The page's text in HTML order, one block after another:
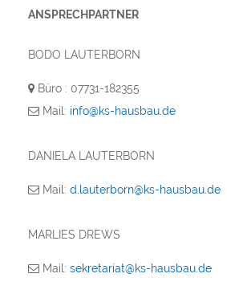
ANSPRECHPARTNER
BODO LAUTERBORN
Büro : 07731-182355
Mail: info@ks-hausbau.de
DANIELA LAUTERBORN
Mail: d.lauterborn@ks-hausbau.de
MARLIES DREWS
Mail: sekretariat@ks-hausbau.de